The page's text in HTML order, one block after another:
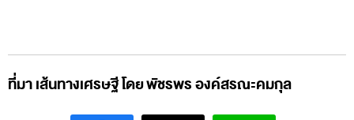
ที่มา เส้นทางเศรษฐี โดย พัชรพร องค์สรณะคมกุล